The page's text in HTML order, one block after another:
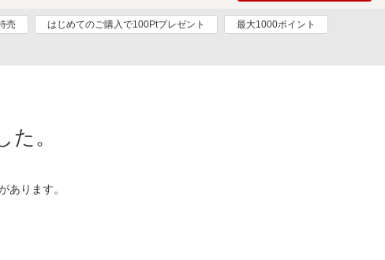
売 はじめてのご購入で100Ptプレゼント 最大1000ポイント
。
あります。